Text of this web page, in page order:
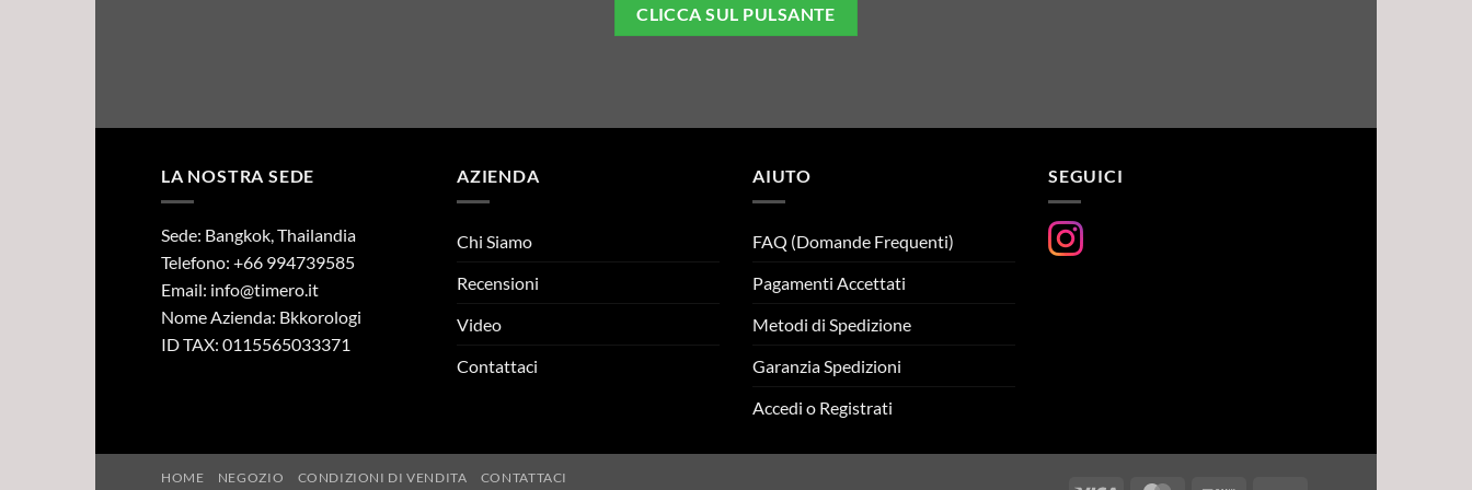
CLICCA SUL PULSANTE
LA NOSTRA SEDE
Sede: Bangkok, Thailandia
Telefono: +66 994739585
Email: info@timero.it
Nome Azienda: Bkkorologi
ID TAX: 0115565033371
AZIENDA
Chi Siamo
Recensioni
Video
Contattaci
AIUTO
FAQ (Domande Frequenti)
Pagamenti Accettati
Metodi di Spedizione
Garanzia Spedizioni
Accedi o Registrati
SEGUICI
HOME NEGOZIO CONDIZIONI DI VENDITA CONTATTACI